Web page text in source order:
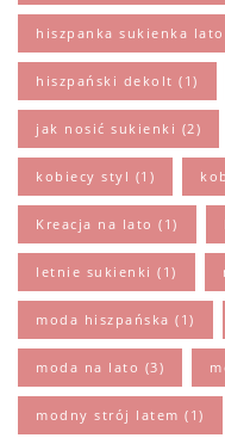
hiszpanka sukienka lato
hiszpański dekolt (1)
jak nosić sukienki (2)
kobiecy styl (1)
Kreacja na lato (1)
letnie sukienki (1)
moda hiszpańska (1)
moda na lato (3)
modny strój latem (1)